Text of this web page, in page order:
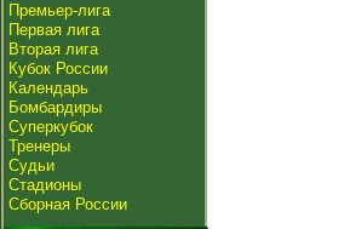
Премьер-лига
Первая лига
Вторая лига
Кубок России
Календарь
Бомбардиры
Суперкубок
Тренеры
Судьи
Стадионы
Сборная России